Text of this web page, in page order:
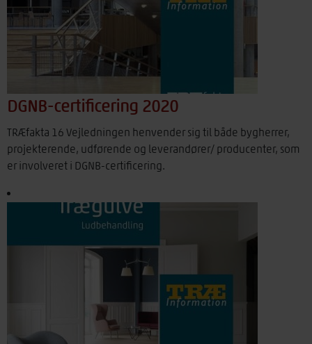
DGNB-certificering 2020
TRÆfakta 16 Vejledningen henvender sig til både bygherrer,
projekterende, udførende og leverandører/ producenter, som
er involveret i DGNB-certificering.